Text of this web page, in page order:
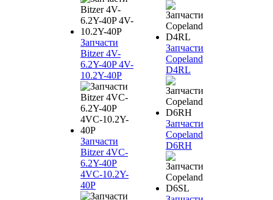
Запчасти
Bitzer 4V-
6.2Y-40P 4V-
10.2Y-40P
Запчасти
Bitzer 4VC-
6.2Y-40P
4VC-10.2Y-
40P
Запчасти
Copeland
D4RL
Запчасти
Copeland
D6RH